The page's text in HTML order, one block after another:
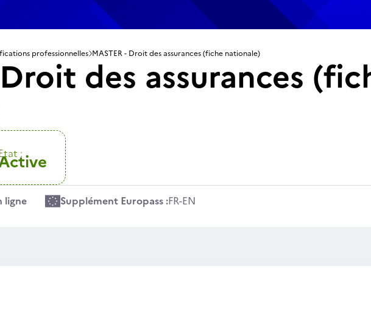
professionnelles MASTER - Droit des assurances (fiche nationale)
Droit des assurances
:
ligne Supplément Europass :FR-EN